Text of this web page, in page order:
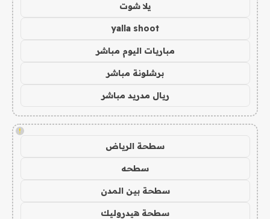
يلا شوت
yalla shoot
مباريات اليوم مباشر
برشلونة مباشر
ريال مدريد مباشر
!
سطحة الرياض
سطحه
سطحة بين المدن
سطحة هيدروليك